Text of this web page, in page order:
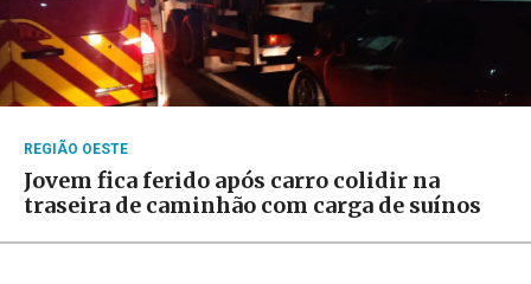
REGIÃO OESTE
Jovem fica ferido após carro colidir na
traseira de caminhão com carga de suínos